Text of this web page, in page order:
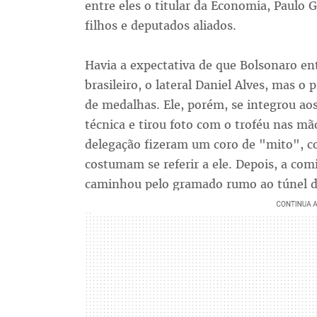
entre eles o titular da Economia, Paulo
filhos e deputados aliados.
Havia a expectativa de que Bolsonaro
brasileiro, o lateral Daniel Alves, mas o
de medalhas. Ele, porém, se integrou
técnica e tirou foto com o troféu nas
delegação fizeram um coro de "mito",
costumam se referir a ele. Depois, a
caminhou pelo gramado rumo ao túnel